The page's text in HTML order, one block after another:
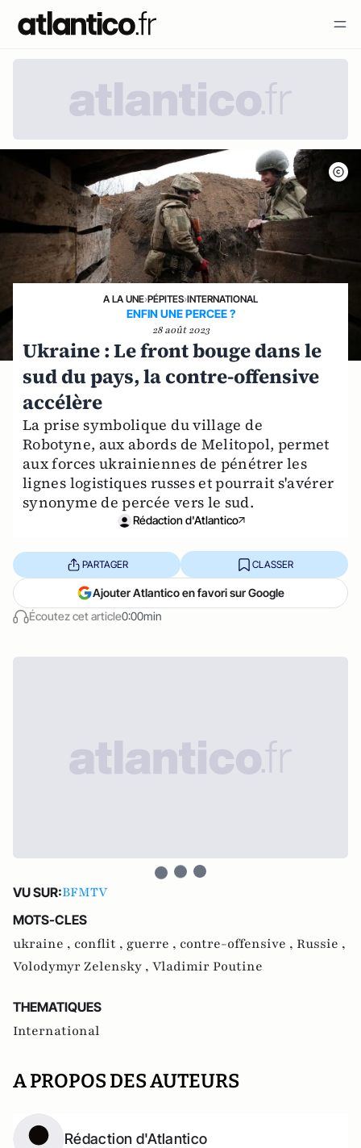
A LA UNE›PÉPITES›INTERNATIONAL
ENFIN UNE PERCEE ?
28 août 2023
Ukraine : Le front bouge dans le
sud du pays, la contre-offensive
accélère
La prise symbolique du village de
Robotyne, aux abords de Melitopol, permet
aux forces ukrainiennes de pénétrer les
lignes logistiques russes et pourrait s'avérer
synonyme de percée vers le sud.
Rédaction d'Atlantico
Écoutez cet article0:00min
PARTAGER CLASSER
Ajouter Atlantico en favori sur Google
VU SUR:BFMTV
MOTS-CLES
ukraine , conflit , guerre , contre-offensive , Russie ,
Volodymyr Zelensky , Vladimir Poutine
THEMATIQUES
International
A PROPOS DES AUTEURS
Rédaction d'Atlantico